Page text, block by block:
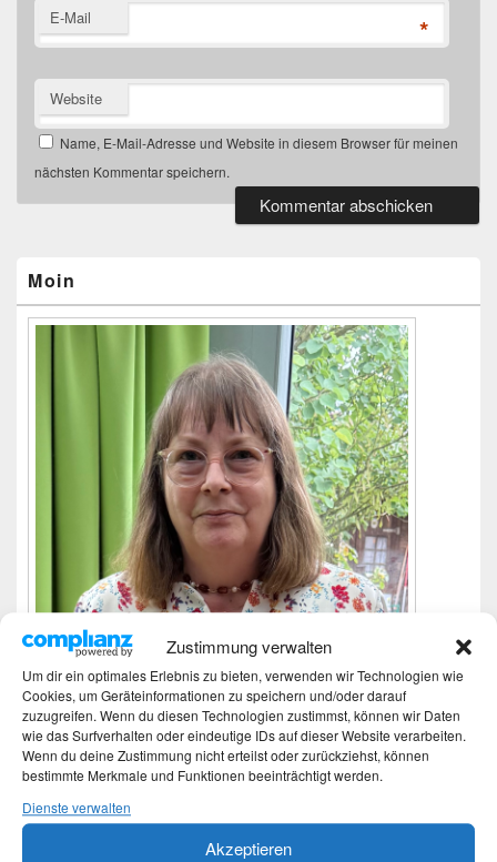
Zustimmung verwalten
Um dir ein optimales Erlebnis zu bieten, verwenden wir Technologien wie
Cookies, um Geräteinformationen zu speichern und/oder darauf
zuzugreifen. Wenn du diesen Technologien zustimmst, können wir Daten
wie das Surfverhalten oder eindeutige IDs auf dieser Website verarbeiten.
Wenn du deine Zustimmung nicht erteilst oder zurückziehst, können
bestimmte Merkmale und Funktionen beeinträchtigt werden.
Dienste verwalten
Akzeptieren
E-Mail *
Website
Name, E-Mail-Adresse und Website in diesem Browser für meinen
nächsten Kommentar speichern.
Widgetbereich
Moin
Ich bin Martina und Autorin dieses Blogs.
Mehr Infos unter About me.